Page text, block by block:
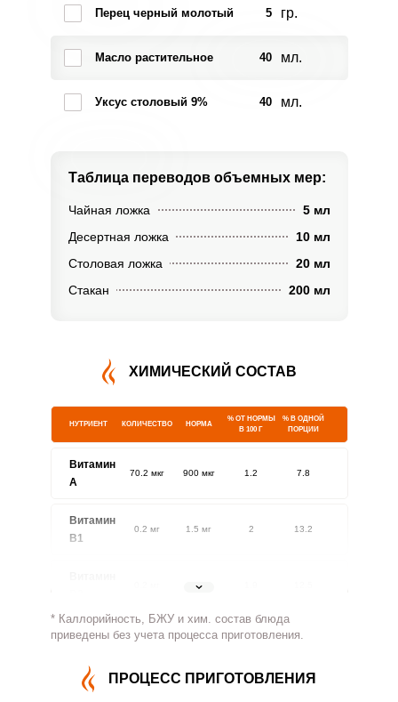
Перец черный молотый 5 гр.
Масло растительное 40 мл.
Уксус столовый 9% 40 мл.
Таблица переводов объемных мер:
Чайная ложка
5 мл
Десертная ложка
10 мл
Столовая ложка
20 мл
Стакан
200 мл
ХИМИЧЕСКИЙ СОСТАВ
НУТРИЕНТ КОЛИЧЕСТВО НОРМА
% ОТ НОРМЫ
В 100 Г
% В ОДНОЙ
ПОРЦИИ
Витамин
A
70.2 мкг 900 мкг 1.2 7.8
Витамин
В1
0.2 мг 1.5 мг 2 13.2
1.8 мг
Витамин
58.5 мг 500 мг 1.8 11.7
Витамин
* Каллорийность, БЖУ и хим. состав блюда
приведены без учета процесса приготовления.
ПРОЦЕСС ПРИГОТОВЛЕНИЯ